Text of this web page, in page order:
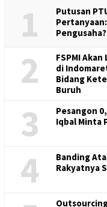
1
Putusan
Pengusaha?
2
FSPMI
di
Bidang
Buruh
3
Pesangon
Iqbal Minta
4
Banding
Rakyatnya